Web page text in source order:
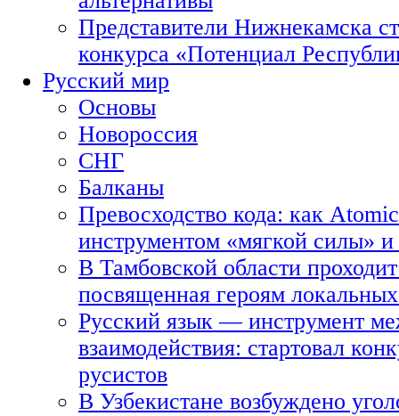
Представители Нижнекамска
конкурса «Потенциал
Русский мир
Основы
Новороссия
СНГ
Балканы
Превосходство кода: как
инструментом «мягкой силы» и
В Тамбовской области
посвященная героям
Русский язык — инструмент
взаимодействия: стартовал
русистов
В Узбекистане возбуждено